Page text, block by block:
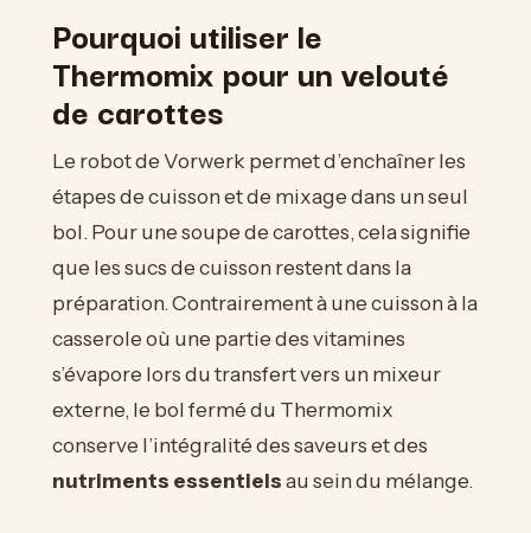
Pourquoi utiliser le
Thermomix pour un velouté
de carottes
Le robot de Vorwerk permet d’enchaîner les
étapes de cuisson et de mixage dans un seul
bol. Pour une soupe de carottes, cela signifie
que les sucs de cuisson restent dans la
préparation. Contrairement à une cuisson à la
casserole où une partie des vitamines
s’évapore lors du transfert vers un mixeur
externe, le bol fermé du Thermomix
conserve l’intégralité des saveurs et des
nutriments essentielsau sein du mélange.